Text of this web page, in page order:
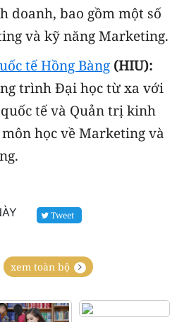
doanh, bao gồm một số
và kỹ năng Marketing.
tế Hồng Bàng (HIU):
trình Đại học từ xa với
tế và Quản trị kinh
học về Marketing và
Tweet
xem toàn bộ